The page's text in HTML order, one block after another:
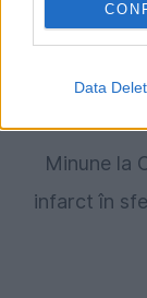
Data
Minune la
infarct în